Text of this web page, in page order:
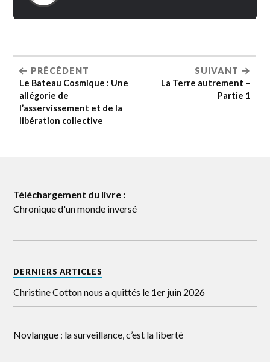
PRÉCÉDENT
Le Bateau Cosmique : Une
allégorie de
l’asservissement et de la
libération collective
SUIVANT
La Terre autrement –
Partie 1
Téléchargement du livre :
Chronique d'un monde inversé
DERNIERS ARTICLES
Christine Cotton nous a quittés le 1er juin 2026
Novlangue : la surveillance, c’est la liberté